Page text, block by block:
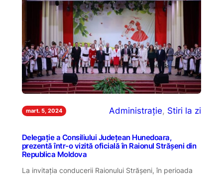
mart. 5, 2024 Administrație, Stiri la zi
Delegație a Consiliului Județean Hunedoara,
prezentă într-o vizită oficială în Raionul Strășeni din
Republica Moldova
La invitația conducerii Raionului Strășeni, în perioada